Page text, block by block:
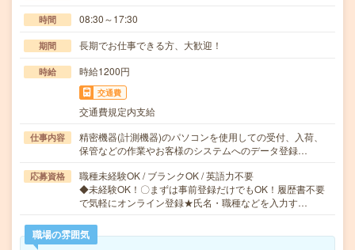
時間 08:30～17:30
期間 長期でお仕事できる方、大歓迎！
時給 時給1200円
交通費
交通費規定内支給
仕事内容
精密機器(計測機器)のパソコンを使用しての受付、入荷、
保管などの作業やお客様のシステムへのデータ登録…
応募資格
職種未経験OK / ブランクOK / 英語力不要
◆未経験OK！〇まずは事前登録だけでもOK！履歴書不要
で気軽にオンライン登録★氏名・職種などを入力す…
職場の雰囲気